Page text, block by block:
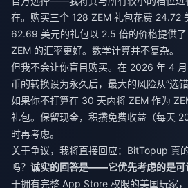
在。购买三个 128 ZEM 礼包花费 24.72
62.69 美元的礼包以 2.5 倍的价格提供
ZEM 的汇率更好。数学计算并不复杂。
但我不会让你盲目购买。在 2026 年 4
币的转换设为永久后，最大的风险从“选错
如果你不打算在 30 天内将 ZEM 作为
礼包。保留现金，积攒免费收益（每天
时再考虑。
关于争议，我将直接回应：BitTopup 真
吗？ 诚实的回答是——它优先考虑的是可
于拥有完整 App Store 权限的美国玩家